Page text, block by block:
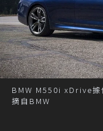
BMW M550i xDrive據
摘自BMW